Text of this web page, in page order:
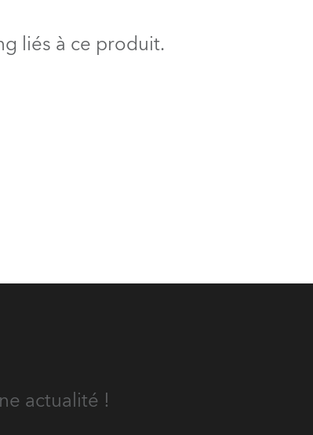
liés à ce produit.
actualité !